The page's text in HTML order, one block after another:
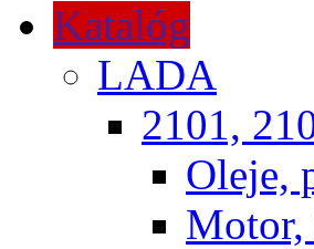
Katalóg
LADA
2101,
Oleje,
Motor,